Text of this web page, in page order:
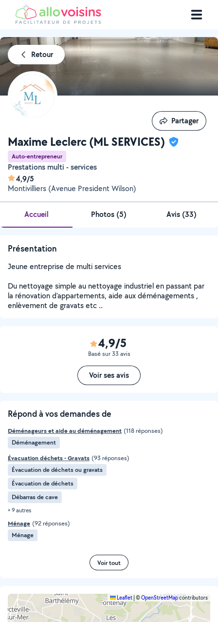
Retour
Maxime Leclerc (ML SERVICES)
Auto-entrepreneur
Prestations multi - services
4,9/5
Montivilliers (Avenue President Wilson)
Partager
Partager
Accueil Photos (5) Avis (33)
Présentation
Jeune entreprise de multi services
Du nettoyage simple au nettoyage industriel en passant par
la rénovation d'appartements, aide aux déménagements ,
enlèvement de gravats etc ..
4,9/5
Basé sur 33 avis
Voir ses avis
Répond à vos demandes de
Déménageurs et aide au déménagement (118 réponses)
Déménagement
Évacuation déchets - Gravats (93 réponses)
Évacuation de déchets ou gravats
Évacuation de déchets
Débarras de cave
+ 9 autres
Ménage (92 réponses)
Ménage
Voir tout
Leaflet ©OpenStreetMapcontributors